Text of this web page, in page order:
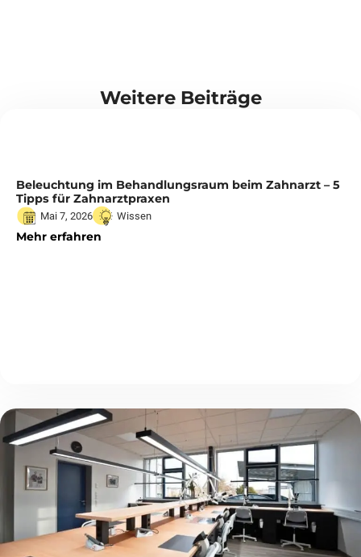
Weitere Beiträge